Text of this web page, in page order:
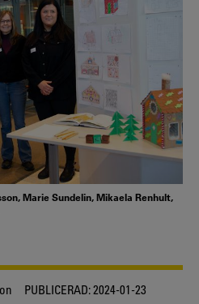
Marie Sundelin, Mikaela Renhult,
PUBLICERAD:2024-01-23